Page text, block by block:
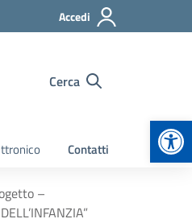
Accedi
Cerca
Contatti
–